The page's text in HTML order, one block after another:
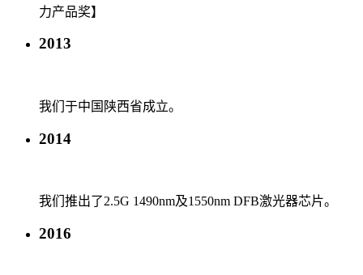
力产品奖】
2013
我们于中国陕西省成立。
2014
我们推出了2.5G 1490nm及1550nm DFB激光器芯片。
2016